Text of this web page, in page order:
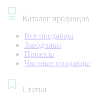
Каталог продавцов
Все продавцы
Заводчики
Приюты
Частные продавцы
Статьи